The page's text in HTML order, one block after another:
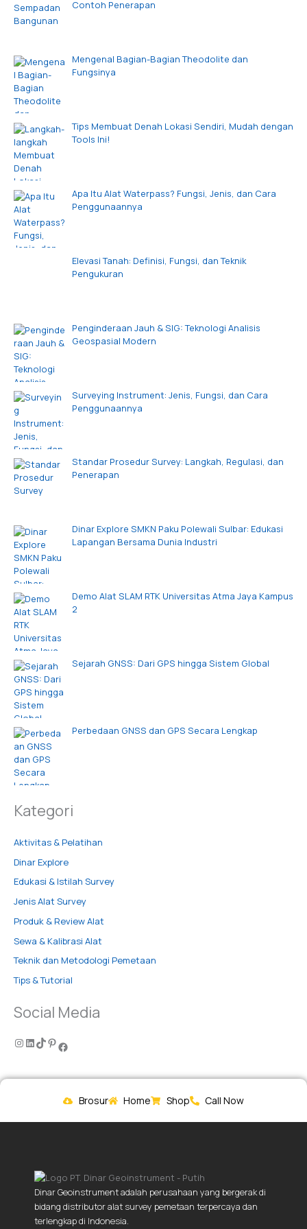
Contoh Penerapan
Mengenal Bagian-Bagian Theodolite dan
Fungsinya
Tips Membuat Denah Lokasi Sendiri, Mudah dengan
Tools Ini!
Apa Itu Alat Waterpass? Fungsi, Jenis, dan Cara
Penggunaannya
Elevasi Tanah: Definisi, Fungsi, dan Teknik
Pengukuran
Penginderaan Jauh & SIG: Teknologi Analisis
Geospasial Modern
Surveying Instrument: Jenis, Fungsi, dan Cara
Penggunaannya
Standar Prosedur Survey: Langkah, Regulasi, dan
Penerapan
Dinar Explore SMKN Paku Polewali Sulbar: Edukasi
Lapangan Bersama Dunia Industri
Demo Alat SLAM RTK Universitas Atma Jaya Kampus
2
Sejarah GNSS: Dari GPS hingga Sistem Global
Perbedaan GNSS dan GPS Secara Lengkap
Kategori
Aktivitas & Pelatihan
Dinar Explore
Edukasi & Istilah Survey
Jenis Alat Survey
Produk & Review Alat
Sewa & Kalibrasi Alat
Teknik dan Metodologi Pemetaan
Tips & Tutorial
Social Media
Brosur Home Shop Call Now
Dinar Geoinstrument adalah perusahaan yang bergerak di
bidang distributor alat survey pemetaan terpercaya dan
terlengkap di Indonesia.